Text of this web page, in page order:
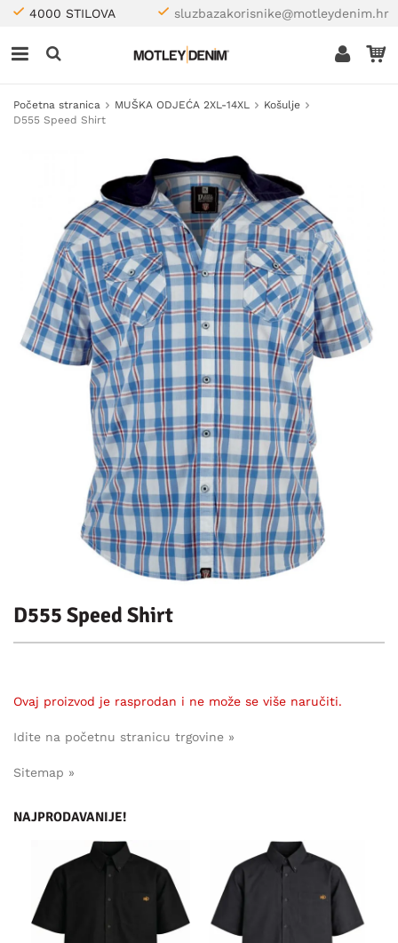
4000 STILOVA sluzbazakorisnike@motleydenim.hr
Početna stranica MUŠKA ODJEĆA 2XL-14XL
Košulje
D555 Speed Shirt
D555 Speed Shirt
Ovaj proizvod je rasprodan i ne može se više naručiti.
Idite na početnu stranicu trgovine »
Sitemap »
NAJPRODAVANIJE!